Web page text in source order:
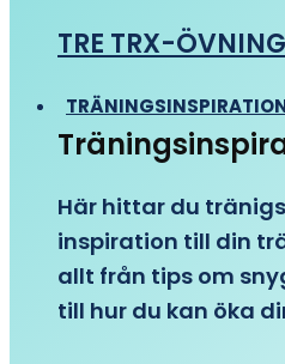
TRE TRX-
Här hittar du
inspiration till din
allt från tips om
till hur du kan öka